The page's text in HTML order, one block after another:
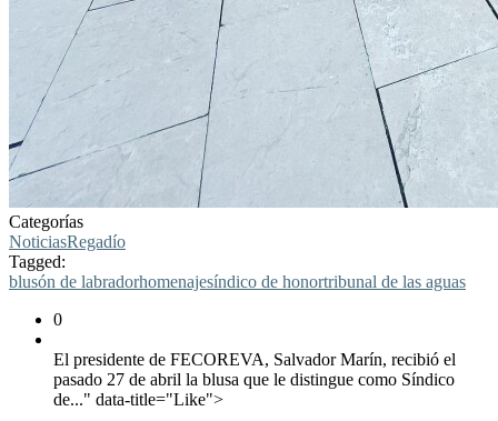
Categorías
NoticiasRegadío
Tagged:
blusón de labradorhomenajesíndico de honortribunal de las aguas
0
El presidente de FECOREVA, Salvador Marín, recibió el
pasado 27 de abril la blusa que le distingue como Síndico
de..." data-title="Like">